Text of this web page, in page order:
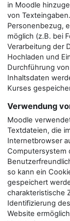
in Moodle
von
Personenbezug,
möglich (z.B. bei
Verarbeitung der
Hochladen und
Durchführung
Inhaltsdaten
Kurses
Verwendung
Moodle
Textdateien, die
Internetbrowser
Computersystem
so kann ein
gespeichert
charakteristische
Identifizierung
Website